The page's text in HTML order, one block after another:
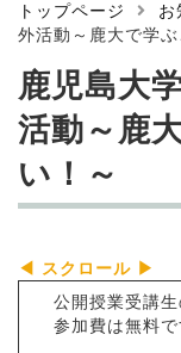
トップページ お
外活動～鹿大で学
鹿児島大
活動～鹿
い！～
公開授業受講生
参加費は無料で